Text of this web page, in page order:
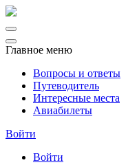
Главное меню
Вопросы и ответы
Путеводитель
Интересные места
Авиабилеты
Войти
Войти